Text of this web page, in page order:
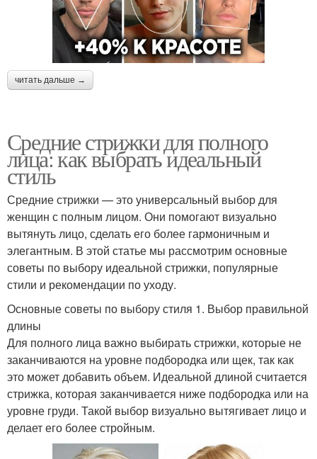
читать дальше →
Средние стрижки для полного
лица: как выбрать идеальный
стиль
Средние стрижки — это универсальный выбор для
женщин с полным лицом. Они помогают визуально
вытянуть лицо, сделать его более гармоничным и
элегантным. В этой статье мы рассмотрим основные
советы по выбору идеальной стрижки, популярные
стили и рекомендации по уходу.
Основные советы по выбору стиля 1. Выбор правильной
длины
Для полного лица важно выбирать стрижки, которые не
заканчиваются на уровне подбородка или щек, так как
это может добавить объем. Идеальной длиной считается
стрижка, которая заканчивается ниже подбородка или на
уровне груди. Такой выбор визуально вытягивает лицо и
делает его более стройным.